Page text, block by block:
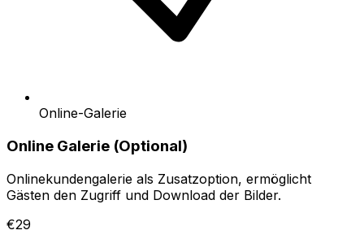
Online-Galerie
Online Galerie (Optional)
Onlinekundengalerie als Zusatzoption, ermöglicht
Gästen den Zugriff und Download der Bilder.
€29